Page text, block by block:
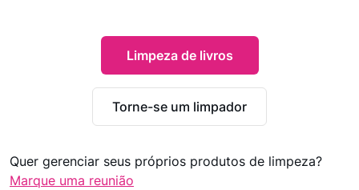
Limpeza de livros
Torne-se um limpador
Quer gerenciar seus próprios produtos de limpeza?
Marque uma reunião